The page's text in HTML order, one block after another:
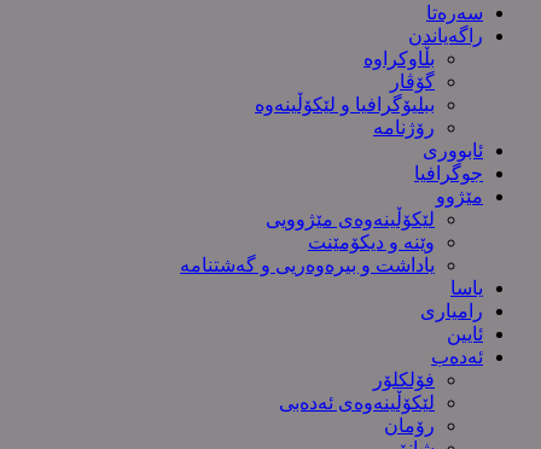
سەرەتا
راگەیاندن
بڵاوکراوە
گۆڤار
ببلیۆگرافیا و لێکۆڵینەوە
رۆژنامە
ئابووری
جوگرافیا
مێژوو
لێکۆڵینەوەی مێژوویی
وێنە و دیکۆمێنت
یاداشت و بیره‌وه‌ریی و گەشتنامە
یاسا
رامیاری
ئایین
ئەدەب
فۆلکلۆر
لێکۆڵینەوەی ئەدەبی
رۆمان